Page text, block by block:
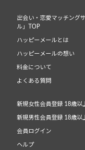
出会い・恋愛マッチング
ル」TOP
ハッピーメールとは
ハッピーメールの想い
料金について
よくある質問
新規女性会員登録 18歳以
新規男性会員登録 18歳以
会員ログイン
ヘルプ